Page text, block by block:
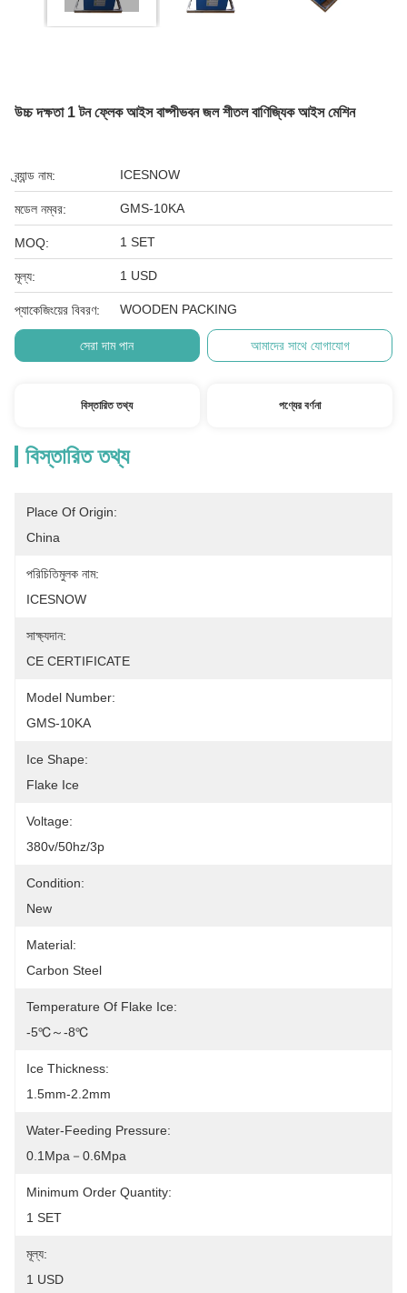
উচ্চ দক্ষতা 1 টন ফ্লেক আইস বাষ্পীভবন জল শীতল বাণিজ্যিক আইস মেশিন
ব্র্যান্ড নাম: ICESNOW
মডেল নম্বর: GMS-10KA
MOQ: 1 SET
মূল্য: 1 USD
প্যাকেজিংয়ের বিবরণ: WOODEN PACKING
সেরা দাম পান আমাদের সাথে যোগাযোগ
বিস্তারিত তথ্য পণ্যের বর্ণনা
বিস্তারিত তথ্য
Place Of Origin:
China
পরিচিতিমুলক নাম:
ICESNOW
সাক্ষ্যদান:
CE CERTIFICATE
Model Number:
GMS-10KA
Ice Shape:
Flake Ice
Voltage:
380v/50hz/3p
Condition:
New
Material:
Carbon Steel
Temperature Of Flake Ice:
-5℃～-8℃
Ice Thickness:
1.5mm-2.2mm
Water-Feeding Pressure:
0.1Mpa－0.6Mpa
Minimum Order Quantity:
1 SET
মূল্য:
1 USD